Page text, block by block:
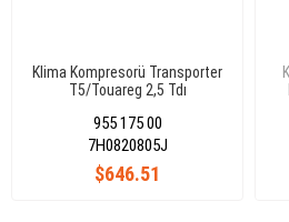
Klima Kompresorü Transporter
T5/Touareg 2,5 Tdı
955 175 00
$646.51
7H0820805J